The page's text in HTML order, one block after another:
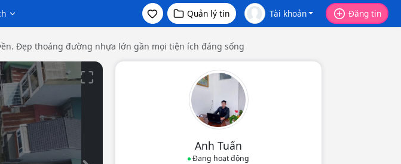
Quản lý tin Tài khoản Đăng tin
Đẹp thoáng đường nhựa lớn gần mọi tiện ích đáng sống
Anh Tuấn
Đang hoạt động